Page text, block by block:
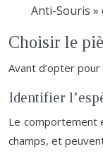
Anti-Souris »
Choisir le
Avant d’opter
Identifier
Le comportement
champs, et